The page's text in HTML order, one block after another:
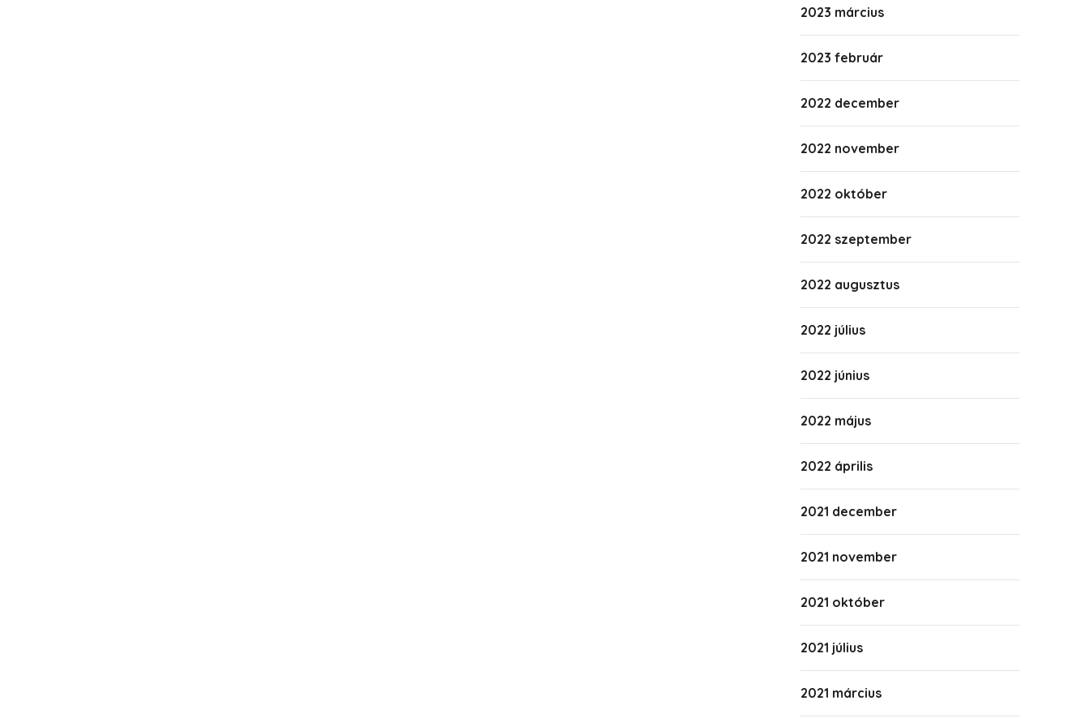
2023 március
2023 február
2022 december
2022 november
2022 október
2022 szeptember
2022 augusztus
2022 július
2022 június
2022 május
2022 április
2021 december
2021 november
2021 október
2021 július
2021 március